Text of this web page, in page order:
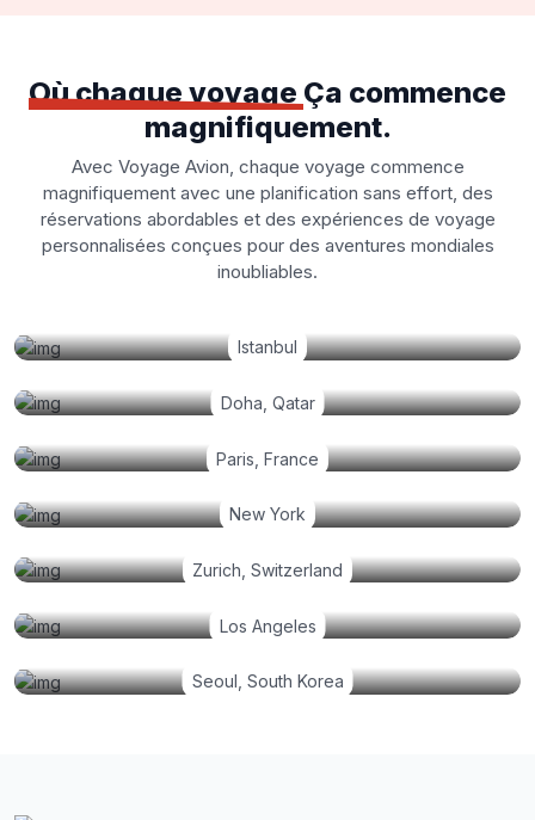
Où chaque voyage Ça commence
magnifiquement.
Avec Voyage Avion, chaque voyage commence
magnifiquement avec une planification sans effort, des
réservations abordables et des expériences de voyage
personnalisées conçues pour des aventures mondiales
inoubliables.
Istanbul
Doha, Qatar
Paris, France
New York
Zurich, Switzerland
Los Angeles
Seoul, South Korea